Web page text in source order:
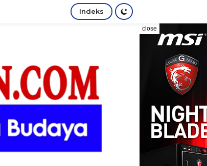
Indeks
close